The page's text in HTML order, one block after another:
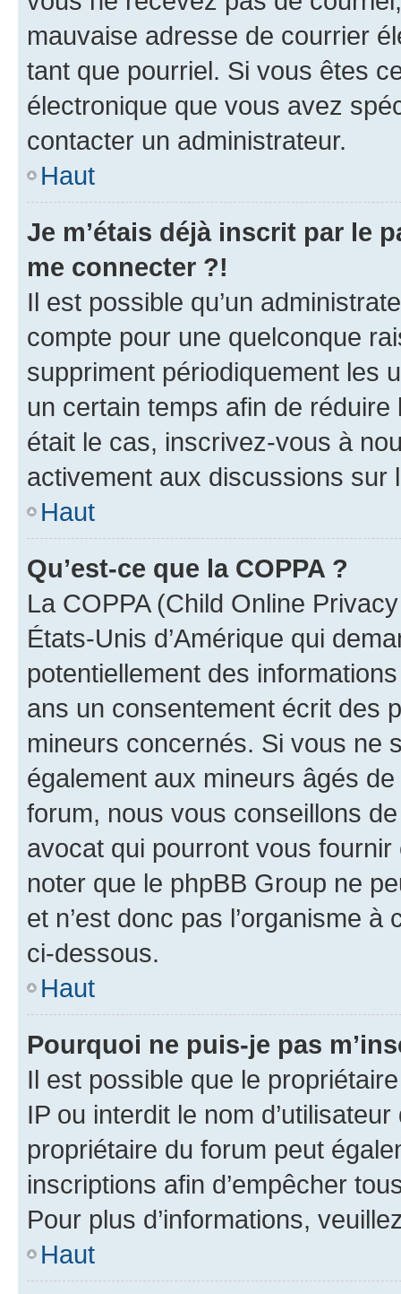
mauvaise adresse de courrier
tant que pourriel. Si vous êtes
électronique que vous avez
contacter un administrateur.
Haut
Je m’étais déjà inscrit par le
me connecter ?!
Il est possible qu’un
compte pour une quelconque
suppriment périodiquement les
un certain temps afin de
était le cas, inscrivez-vous à
activement aux discussions sur
Haut
Qu’est-ce que la COPPA ?
La COPPA (Child Online
États-Unis d’Amérique qui
potentiellement des
ans un consentement écrit des
mineurs concernés. Si vous ne
également aux mineurs âgés
forum, nous vous conseillons
avocat qui pourront vous
noter que le phpBB Group ne
et n’est donc pas l’organisme
ci-dessous.
Haut
Pourquoi ne puis-je pas
Il est possible que le
IP ou interdit le nom
propriétaire du forum peut
inscriptions afin d’empêcher
Pour plus d’informations,
Haut